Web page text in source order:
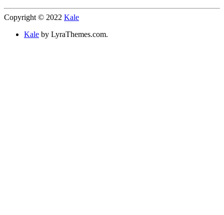
Copyright © 2022 Kale
Kale by LyraThemes.com.